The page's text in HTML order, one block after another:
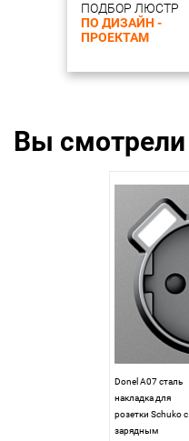
ПОДБОР ЛЮСТР
ПО ДИЗАЙН -
ПРОЕКТАМ
Вы смотрели
Donel A07 сталь
накладка для
розетки Schuko с
зарядным